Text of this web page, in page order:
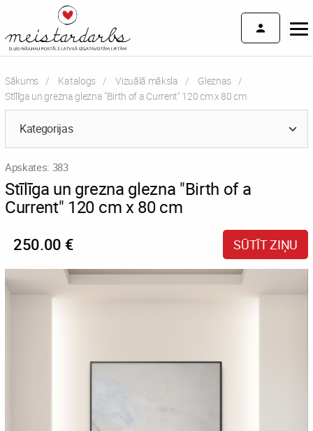
Sākums Katalogs Vizuālā māksla
Gleznas
Current:
Stīlīga un grezna glezna "Birth of a Current" 120 cm x 80 cm
Kategorijas
Apskates: 383
Stīlīga un grezna glezna "Birth of a
Current" 120 cm x 80 cm
250.00 € SŪTĪT ZIŅU